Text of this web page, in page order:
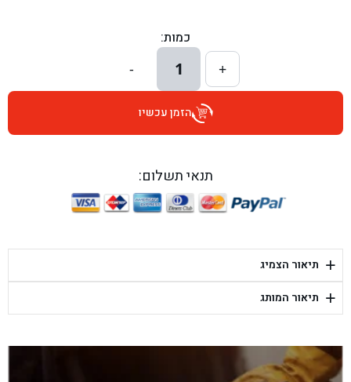
בן גל - הרצל 6, גדרה - גדרה
בן גל - שדרות דוד בן גוריון 8, באר שבע - באר שבע
בן גל - היובלים 26, הוד השרון - הוד השרון
בן גל - יפת 88, תל אביב יפו - תל אביב
בן גל - דור אלון הר טוב - בית שמש
כמות:
+
1
-
הזמן עכשיו
תנאי תשלום:
+ תיאור הצמיג
+ תיאור המותג